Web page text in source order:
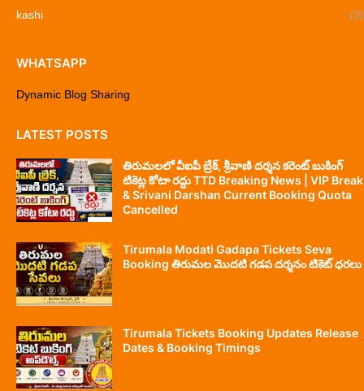
kashi (3)
WHATSAPP
Dynamic Blog Sharing
LATEST POSTS
తిరుమలలో వీఐపీ బ్రేక్, శ్రీవాణి దర్శన కరెంట్ బుకింగ్
టికెట్ల కోటా రద్దు TTD Breaking News | VIP Break
& Srivani Darshan Current Booking Quota
Cancelled
Tirumala Modati Gadapa Tickets Seva
Booking తిరుమల మొదటి గడప దర్శనం టికెట్ ధరలు
Tirumala Tickets Booking Updates Release
Dates & Booking Timings